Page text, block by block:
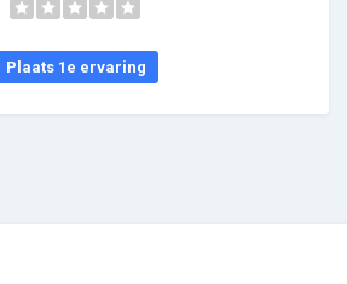
Plaats 1e ervaring